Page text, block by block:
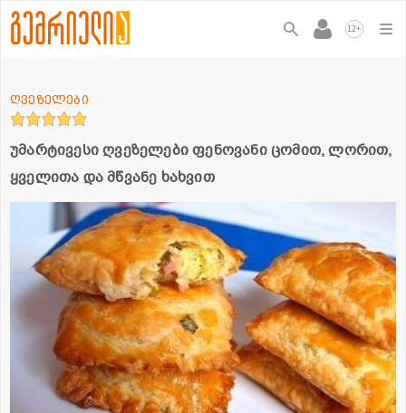
12+
უმარტივესი ღვეზელები ფენოვანი ცომით, ლორით,
ყველითა და მწვანე ხახვით
ღვეზელები